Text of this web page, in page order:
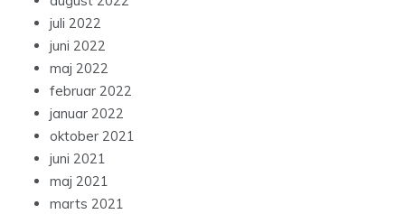
juli 2022
juni 2022
maj 2022
februar 2022
januar 2022
oktober 2021
juni 2021
maj 2021
marts 2021